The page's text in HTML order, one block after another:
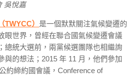
吳悅嘉
TWYCC） 是一個默默關注氣候變遷的
眼世界，曾經在聯合國氣候變遷會議
總統大選前，兩黨候選團隊也相繼詢
與的想法；2015 年 11 月，他們參加
約締約國會議，Conference of